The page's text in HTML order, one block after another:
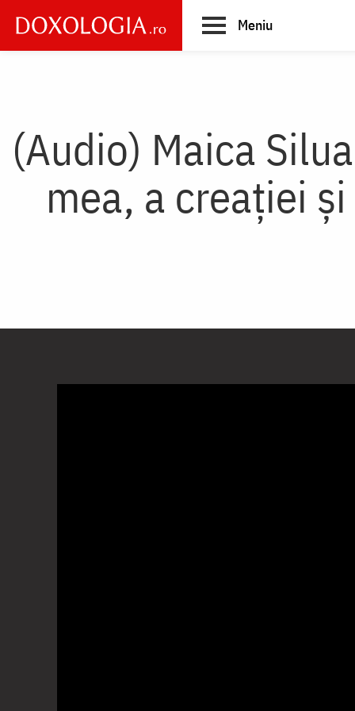
main
Meniu
(Audio) Maica
mea, a creației